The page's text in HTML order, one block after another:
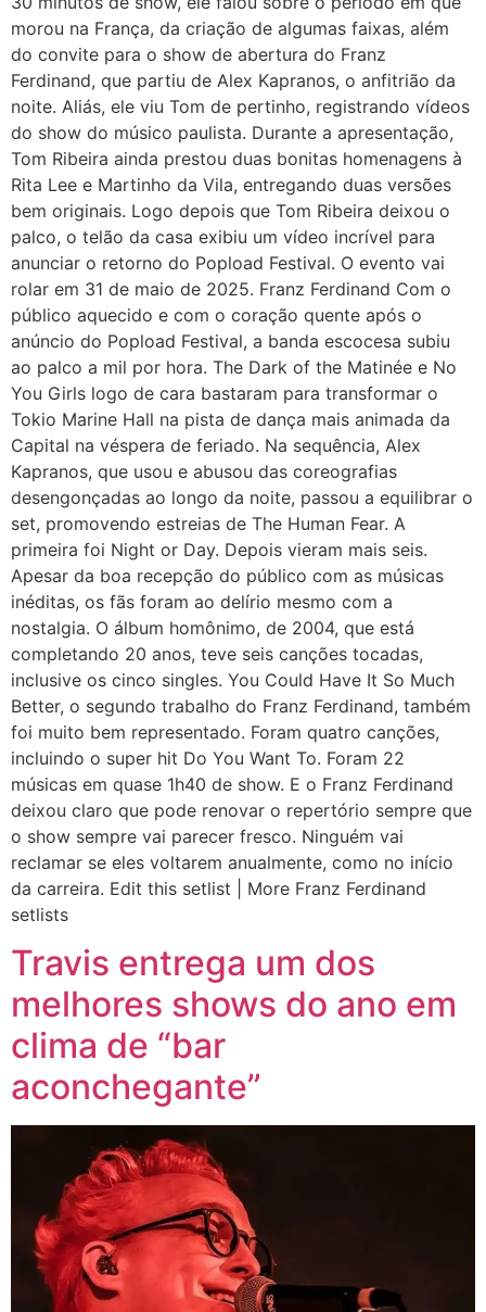
morou na França, da criação de algumas faixas, além
do convite para o show de abertura do Franz
Ferdinand, que partiu de Alex Kapranos, o anfitrião da
noite. Aliás, ele viu Tom de pertinho, registrando vídeos
do show do músico paulista. Durante a apresentação,
Tom Ribeira ainda prestou duas bonitas homenagens à
Rita Lee e Martinho da Vila, entregando duas versões
bem originais. Logo depois que Tom Ribeira deixou o
palco, o telão da casa exibiu um vídeo incrível para
anunciar o retorno do Popload Festival. O evento vai
rolar em 31 de maio de 2025. Franz Ferdinand Com o
público aquecido e com o coração quente após o
anúncio do Popload Festival, a banda escocesa subiu
ao palco a mil por hora. The Dark of the Matinée e No
You Girls logo de cara bastaram para transformar o
Tokio Marine Hall na pista de dança mais animada da
Capital na véspera de feriado. Na sequência, Alex
Kapranos, que usou e abusou das coreografias
desengonçadas ao longo da noite, passou a equilibrar o
set, promovendo estreias de The Human Fear. A
primeira foi Night or Day. Depois vieram mais seis.
Apesar da boa recepção do público com as músicas
inéditas, os fãs foram ao delírio mesmo com a
nostalgia. O álbum homônimo, de 2004, que está
completando 20 anos, teve seis canções tocadas,
inclusive os cinco singles. You Could Have It So Much
Better, o segundo trabalho do Franz Ferdinand, também
foi muito bem representado. Foram quatro canções,
incluindo o super hit Do You Want To. Foram 22
músicas em quase 1h40 de show. E o Franz Ferdinand
deixou claro que pode renovar o repertório sempre que
o show sempre vai parecer fresco. Ninguém vai
reclamar se eles voltarem anualmente, como no início
da carreira. Edit this setlist | More Franz Ferdinand
setlists
Travis entrega um dos
melhores shows do ano em
clima de “bar
aconchegante”